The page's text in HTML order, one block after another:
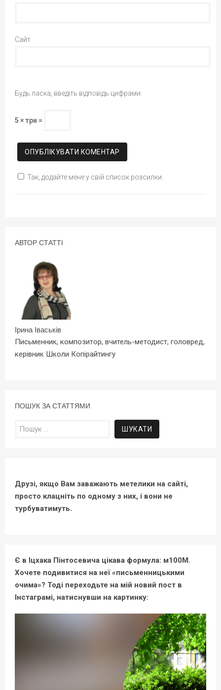
Сайт
Будь ласка, введіть відповідь цифрами:
5 × три =
Так, додайте мене у свій список розсилки.
АВТОР СТАТТІ
Ірина Іваськів
Письменник, композитор, вчитель-методист, головред,
керівник Школи Копірайтингу
ПОШУК ЗА СТАТТЯМИ
Пошук:
Друзі, якщо Вам заважають метелики на сайті,
просто клацніть по одному з них, і вони не
турбуватимуть.
Є в Іцхака Пінтосевича цікава формула: м100М.
Хочете подивитися на неї «письменницькими
очима»? Тоді переходьте на мій новий пост в
Інстаграмі, натиснувши на картинку: